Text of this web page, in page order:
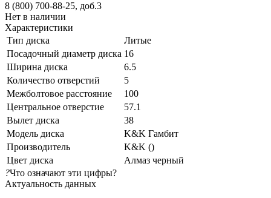
8 (800) 700-88-25, доб.3
Нет в наличии
Характеристики
Тип диска
Литые
Посадочный диаметр диска 16
Ширина диска
6.5
Количество отверстий
5
Межболтовое расстояние
100
Центральное отверстие
57.1
Вылет диска
38
Модель диска
K&K Гамбит
Производитель
K&K ()
Цвет диска
Алмаз черный
?Что означают эти цифры?
Актуальность данных